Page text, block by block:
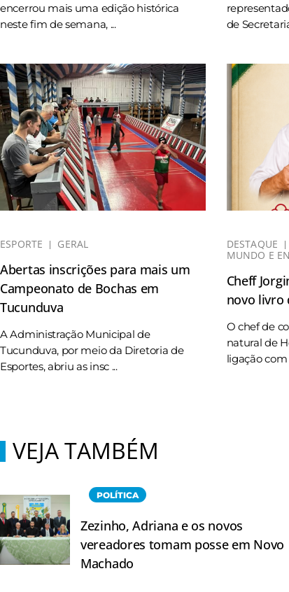
encerrou mais uma edição histórica
neste fim de semana, ...
de
ESPORTE GERAL
Abertas inscrições para mais um
Campeonato de Bochas em
Tucunduva
A Administração Municipal de
Tucunduva, por meio da Diretoria de
Esportes, abriu as insc ...
DESTAQUE
MUNDO E
Cheff
novo livro
O chef de
natural de
ligação
VEJA TAMBÉM
POLÍTICA
Zezinho, Adriana e os novos
vereadores tomam posse em Novo
Machado